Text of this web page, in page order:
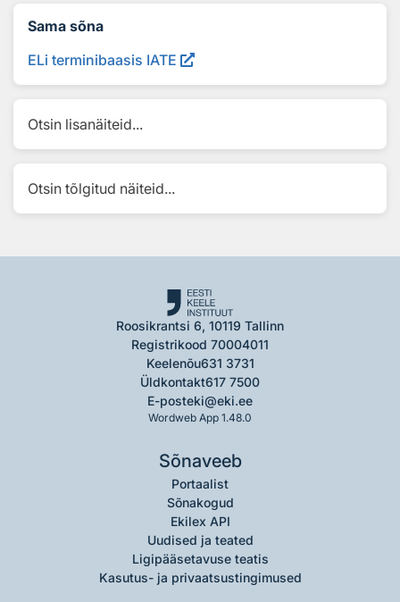
Sama sõna
ELi terminibaasis IATE
Otsin lisanäiteid...
Otsin tõlgitud näiteid...
Roosikrantsi 6, 10119 Tallinn
Registrikood 70004011
Keelenõu631 3731
Üldkontakt617 7500
E-posteki@eki.ee
Wordweb App 1.48.0
Sõnaveeb
Portaalist
Sõnakogud
Ekilex API
Uudised ja teated
Ligipääsetavuse teatis
Kasutus- ja privaatsustingimused